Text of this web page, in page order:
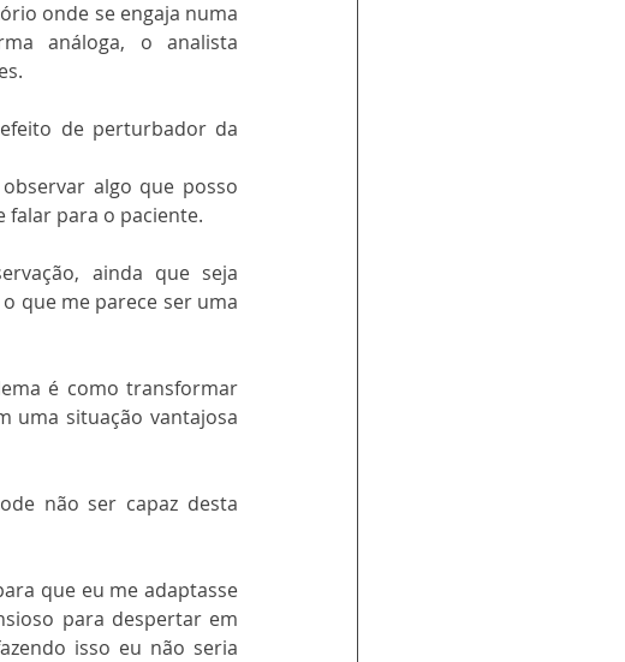
onde se engaja numa
análoga, o analista
de perturbador da
algo que posso
falar para o paciente.
ainda que seja
o que me parece ser uma
é como transformar
uma situação vantajosa
não ser capaz desta
que eu me adaptasse
para despertar em
isso eu não seria